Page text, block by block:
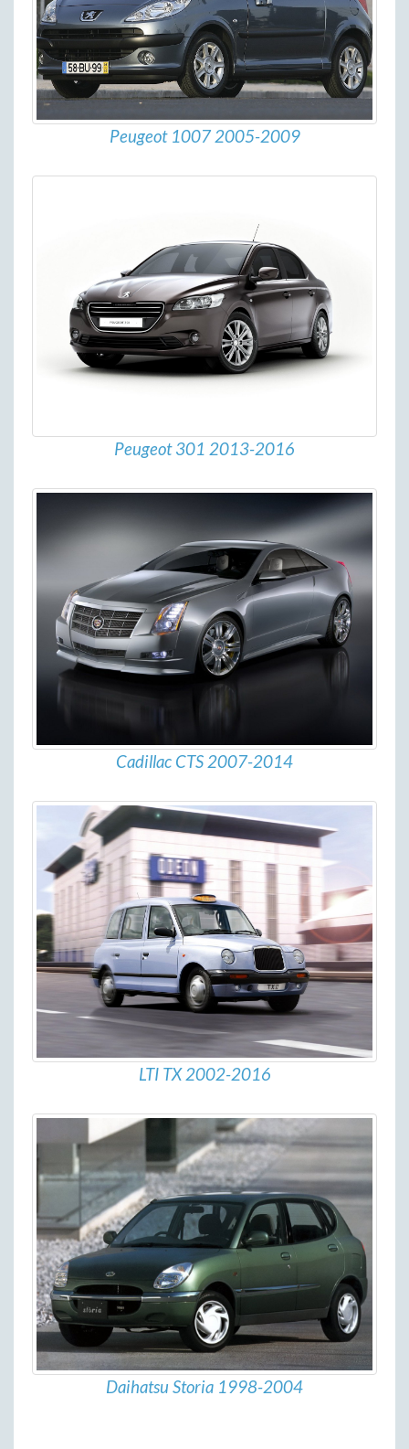
Peugeot 1007 2005-2009
Peugeot 301 2013-2016
Cadillac CTS 2007-2014
LTI TX 2002-2016
Daihatsu Storia 1998-2004